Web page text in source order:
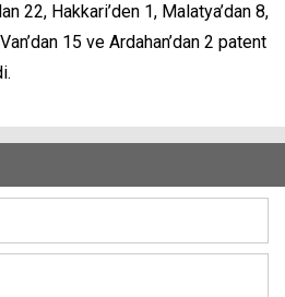
22, Hakkari’den 1, Malatya’dan 8,
15 ve Ardahan’dan 2 patent